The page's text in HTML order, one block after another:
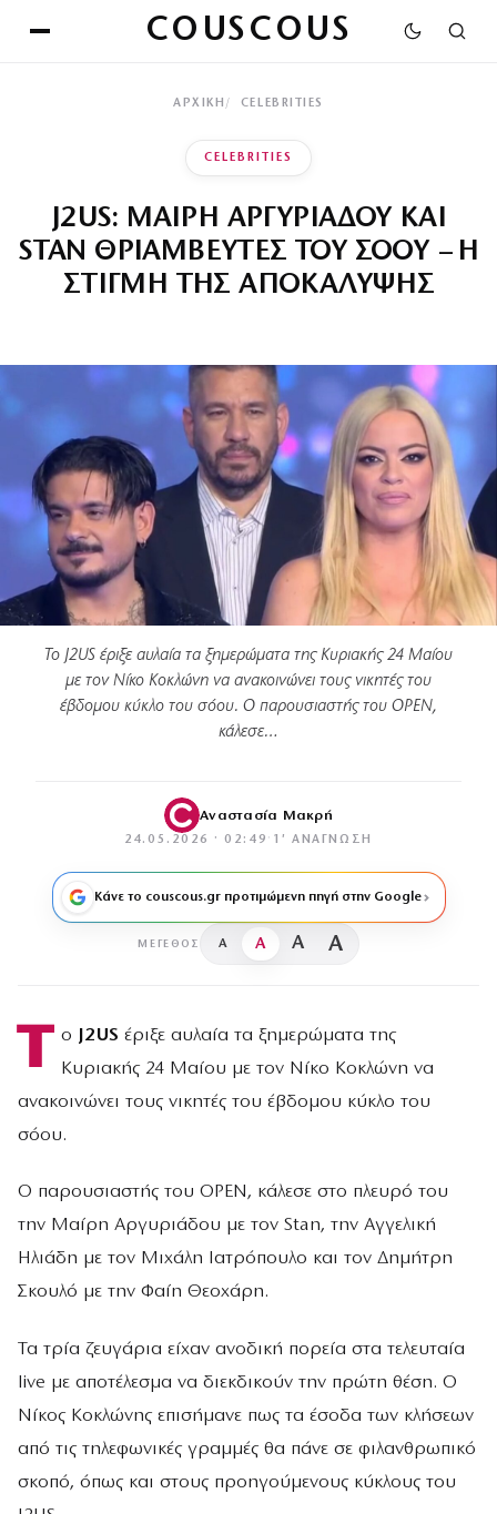
COUSCOUS
ΑΡΧΙΚΉ CELEBRITIES
CELEBRITIES
J2US: ΜΑΙΡΗ ΑΡΓΥΡΙΑΔΟΥ ΚΑΙ
STAN ΘΡΙΑΜΒΕΥΤΕΣ ΤΟΥ ΣΟΟΥ – Η
ΣΤΙΓΜΗ ΤΗΣ ΑΠΟΚΑΛΥΨΗΣ
Το J2US έριξε αυλαία τα ξημερώματα της Κυριακής 24 Μαίου
με τον Νίκο Κοκλώνη να ανακοινώνει τους νικητές του
έβδομου κύκλο του σόου. Ο παρουσιαστής του OPEN,
κάλεσε…
Αναστασία Μακρή
24.05.2026 · 02:49 · 1′ ΑΝΆΓΝΩΣΗ
Κάνε το couscous.gr προτιμώμενη πηγή στην Google
ΜΈΓΕΘΟΣ A A A A
Τ ο J2US έριξε αυλαία τα ξημερώματα της
Κυριακής 24 Μαίου με τον Νίκο Κοκλώνη να
ανακοινώνει τους νικητές του έβδομου κύκλο του
σόου.
Ο παρουσιαστής του OPEN, κάλεσε στο πλευρό του
την Μαίρη Αργυριάδου με τον Stan, την Αγγελική
Ηλιάδη με τον Μιχάλη Ιατρόπουλο και τον Δημήτρη
Σκουλό με την Φαίη Θεοχάρη.
Τα τρία ζευγάρια είχαν ανοδική πορεία στα τελευταία
live με αποτέλεσμα να διεκδικούν την πρώτη θέση. Ο
Νίκος Κοκλώνης επισήμανε πως τα έσοδα των κλήσεων
από τις τηλεφωνικές γραμμές θα πάνε σε φιλανθρωπικό
σκοπό, όπως και στους προηγούμενους κύκλους του